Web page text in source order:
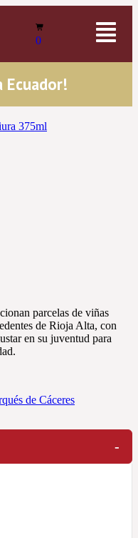
0
Ecuador!
parcelas de viñas
de Rioja Alta, con
en su juventud para
de Cáceres